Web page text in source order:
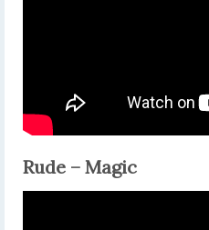
Rude – Magic